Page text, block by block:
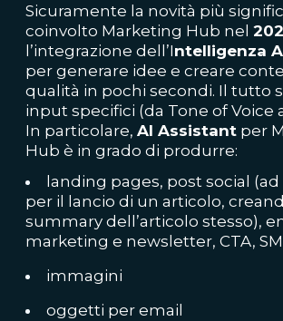
Sicuramente la novità più
coinvolto Marketing Hub nel
l’integrazione dell’Intelligenza
per generare idee e creare
qualità in pochi secondi. Il tutto
input specifici (da Tone of Voice
In particolare, AI Assistant per
Hub è in grado di produrre:
landing pages, post social
per il lancio di un articolo,
summary dell’articolo stesso),
marketing e newsletter, CTA,
immagini
oggetti per email